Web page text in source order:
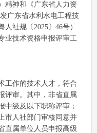
精神和《广东省人力资
广东省水利水电工程技
社规〔2025〕46号）
业技术资格申报评审工
工作的技术人才，符合
评审。其中，非省直属
中级及以下职称评审；
市人社部门审核同意并
直属单位人员申报高级